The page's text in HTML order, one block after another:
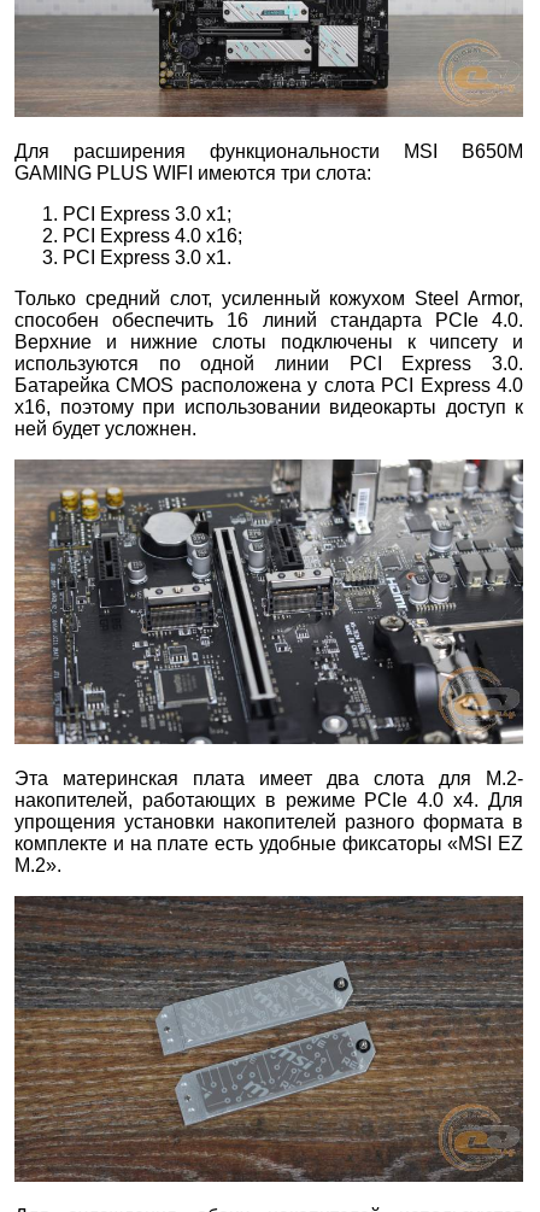
Для расширения функциональности MSI B650M
GAMING PLUS WIFI имеются три слота:
PCI Express 3.0 x1;
PCI Express 4.0 x16;
PCI Express 3.0 x1.
Только средний слот, усиленный кожухом Steel Armor,
способен обеспечить 16 линий стандарта PCIe 4.0.
Верхние и нижние слоты подключены к чипсету и
используются по одной линии PCI Express 3.0.
Батарейка CMOS расположена у слота PCI Express 4.0
x16, поэтому при использовании видеокарты доступ к
ней будет усложнен.
Эта материнская плата имеет два слота для M.2-
накопителей, работающих в режиме PCIe 4.0 x4. Для
упрощения установки накопителей разного формата в
комплекте и на плате есть удобные фиксаторы «MSI EZ
M.2».